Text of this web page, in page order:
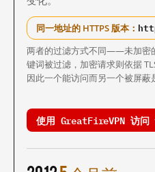
同一地址的 HTTPS 版本：
两者的过滤方式不同——未加密
键词被过滤，加密请求则依据
因此一个能访问而另一个被屏蔽
使用 GreatFireVPN 访